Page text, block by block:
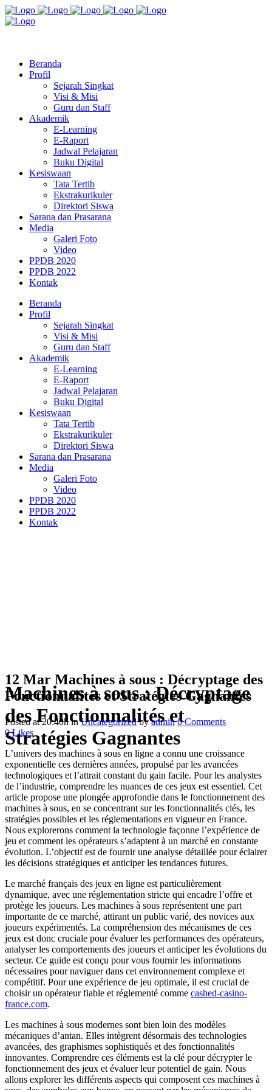
Beranda
Profil
Sejarah Singkat
Visi & Misi
Guru dan Staff
Akademik
E-Learning
E-Raport
Jadwal Pelajaran
Buku Digital
Kesiswaan
Tata Tertib
Ekstrakurikuler
Direktori Siswa
Sarana dan Prasarana
Media
Galeri Foto
Video
PPDB 2020
PPDB 2022
Kontak
Beranda
Profil
Sejarah Singkat
Visi & Misi
Guru dan Staff
Akademik
E-Learning
E-Raport
Jadwal Pelajaran
Buku Digital
Kesiswaan
Tata Tertib
Ekstrakurikuler
Direktori Siswa
Sarana dan Prasarana
Media
Galeri Foto
Video
PPDB 2020
PPDB 2022
Kontak
Machines à sous : Décryptage
des Fonctionnalités et
Stratégies Gagnantes
12 Mar Machines à sous : Décryptage des
Fonctionnalités et Stratégies Gagnantes
Posted at 20:40hinUncategorized byadmin 0 Comments
0Likes
L’univers des machines à sous en ligne a connu une croissance
exponentielle ces dernières années, propulsé par les avancées
technologiques et l’attrait constant du gain facile. Pour les analystes
de l’industrie, comprendre les nuances de ces jeux est essentiel. Cet
article propose une plongée approfondie dans le fonctionnement des
machines à sous, en se concentrant sur les fonctionnalités clés, les
stratégies possibles et les réglementations en vigueur en France.
Nous explorerons comment la technologie façonne l’expérience de
jeu et comment les opérateurs s’adaptent à un marché en constante
évolution. L’objectif est de fournir une analyse détaillée pour éclairer
les décisions stratégiques et anticiper les tendances futures.
Le marché français des jeux en ligne est particulièrement
dynamique, avec une réglementation stricte qui encadre l’offre et
protège les joueurs. Les machines à sous représentent une part
importante de ce marché, attirant un public varié, des novices aux
joueurs expérimentés. La compréhension des mécanismes de ces
jeux est donc cruciale pour évaluer les performances des opérateurs,
analyser les comportements des joueurs et anticiper les évolutions du
secteur. Ce guide est conçu pour vous fournir les informations
nécessaires pour naviguer dans cet environnement complexe et
compétitif. Pour une expérience de jeu optimale, il est crucial de
choisir un opérateur fiable et réglementé comme cashed-casino-
france.com.
Les machines à sous modernes sont bien loin des modèles
mécaniques d’antan. Elles intègrent désormais des technologies
avancées, des graphismes sophistiqués et des fonctionnalités
innovantes. Comprendre ces éléments est la clé pour décrypter le
fonctionnement des jeux et évaluer leur potentiel de gain. Nous
allons explorer les différents aspects qui composent ces machines à